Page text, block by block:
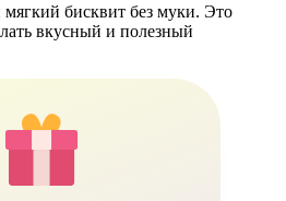
бисквит без муки. Это
вкусный и полезный